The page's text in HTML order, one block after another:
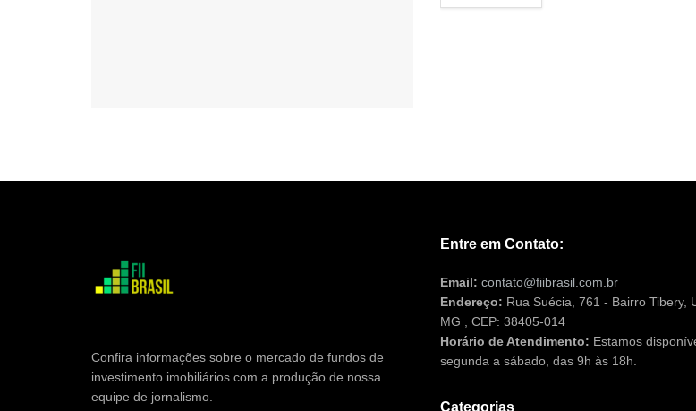
Confira informações sobre o mercado de fundos de
investimento imobiliários com a produção de nossa
equipe de jornalismo.
Entre em Contato:
Email: contato@fiibrasil.com.br
Endereço: Rua Suécia, 761 - Bairro Tibery,
MG , CEP: 38405-014
Horário de Atendimento: Estamos
segunda a sábado, das 9h às 18h.
Categorias